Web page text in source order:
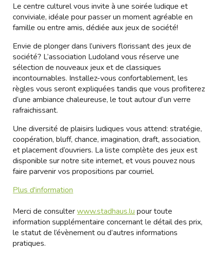
Le centre culturel vous invite à une soirée ludique et
conviviale, idéale pour passer un moment agréable en
famille ou entre amis, dédiée aux jeux de société!
Envie de plonger dans l’univers florissant des jeux de
société? L’association Ludoland vous réserve une
sélection de nouveaux jeux et de classiques
incontournables. Installez-vous confortablement, les
règles vous seront expliquées tandis que vous profiterez
d’une ambiance chaleureuse, le tout autour d’un verre
rafraichissant.
Une diversité de plaisirs ludiques vous attend: stratégie,
coopération, bluff, chance, imagination, draft, association,
et placement d’ouvriers. La liste complète des jeux est
disponible sur notre site internet, et vous pouvez nous
faire parvenir vos propositions par courriel.
Plus d'information
Merci de consulterwww.stadhaus.lu pour toute
information supplémentaire concernant le détail des prix,
le statut de l’évènement ou d’autres informations
pratiques.